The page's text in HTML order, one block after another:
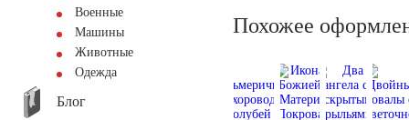
Военные
Машины
Животные
Одежда
Блог
Похожее